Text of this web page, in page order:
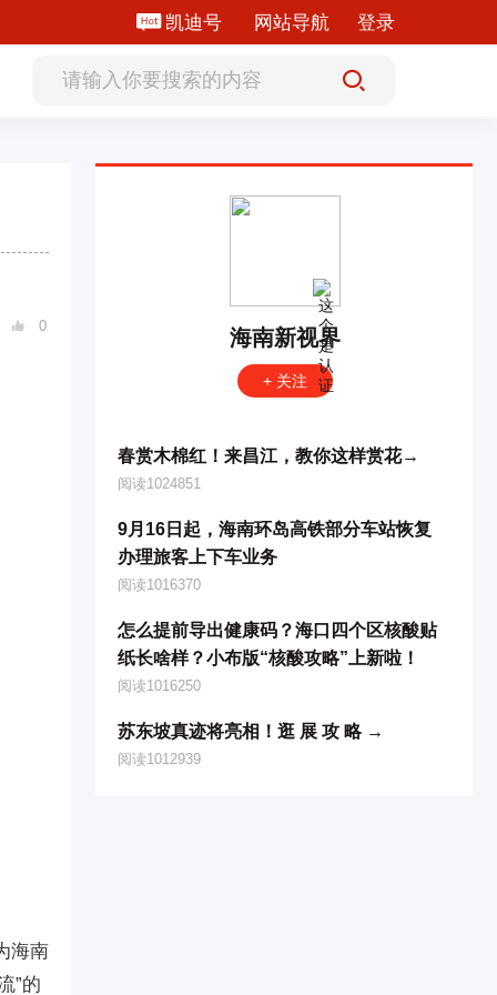
凯迪号 网站导航 登录
 0
海南
”的
海南新视界
+ 关注
春赏木棉红！来昌江，教你这样赏花→
阅读1024851
9月16日起，海南环岛高铁部分车站恢复
办理旅客上下车业务
阅读1016370
怎么提前导出健康码？海口四个区核酸贴
纸长啥样？小布版“核酸攻略”上新啦！
阅读1016250
苏东坡真迹将亮相！逛 展 攻 略 →
阅读1012939